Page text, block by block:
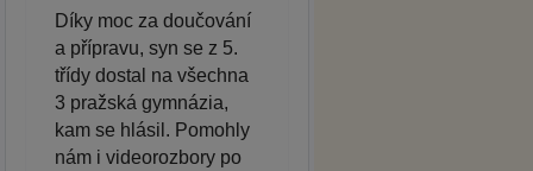
Díky moc za doučování
a přípravu, syn se z 5.
třídy dostal na všechna
3 pražská gymnázia,
kam se hlásil. Pomohly
nám i videorozbory po